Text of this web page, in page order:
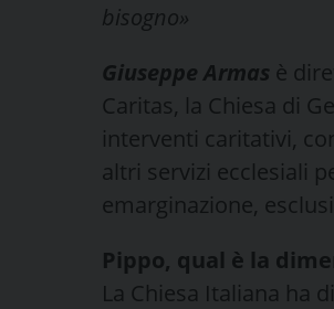
bisogno»
Giuseppe Armas è
Caritas, la Chiesa di
interventi caritativi,
altri servizi ecclesiali
emarginazione,
Pippo, qual è la
La Chiesa Italiana ha